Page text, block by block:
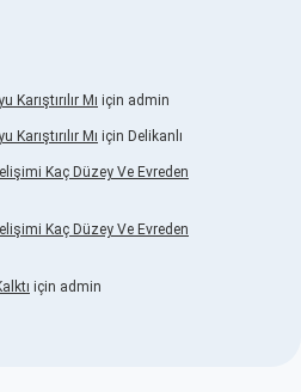
Karıştırılır Mı için admin
Karıştırılır Mı için Delikanlı
Kaç Düzey Ve Evreden
Kaç Düzey Ve Evreden
için admin